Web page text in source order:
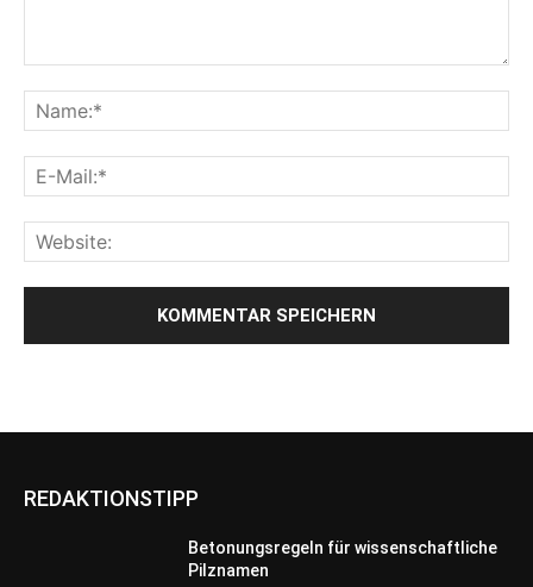
REDAKTIONSTIPP
Betonungsregeln für wissenschaftliche
Pilznamen